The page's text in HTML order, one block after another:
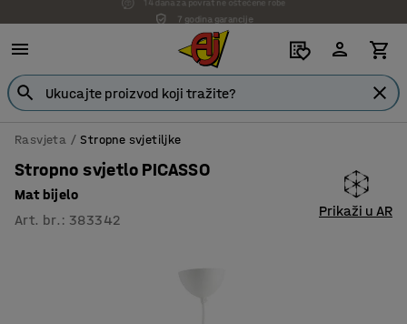
Rasvjeta Stropne svjetiljke
Stropno svjetlo PICASSO
Mat bijelo
Art. br. : 383342
Prikaži u AR